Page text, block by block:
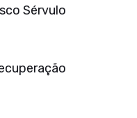
Sérvulo